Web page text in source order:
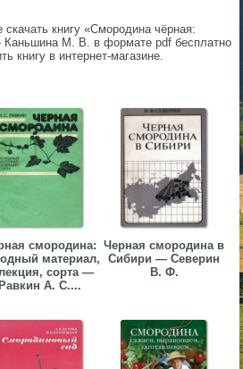
книгу «Смородина чёрная:
Каньшина М. В. в формате pdf бесплатно
книгу в интернет-магазине.
смородина:
материал,
сорта —
Равкин А. С....
Черная смородина в
Сибири — Северин
В. Ф.